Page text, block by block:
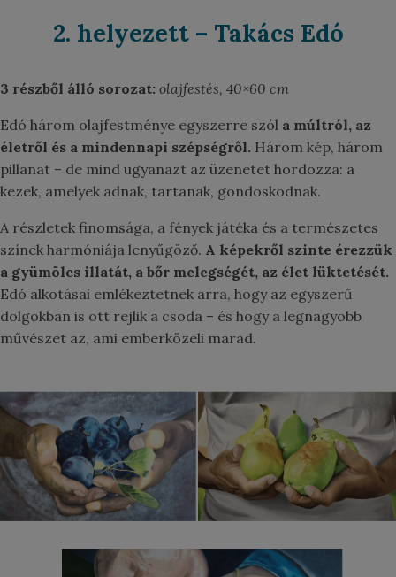
2. helyezett – Takács Edó
3 részből álló sorozat: olajfestés, 40×60 cm
Edó három olajfestménye egyszerre szól a múltról, az
életről és a mindennapi szépségről. Három kép, három
pillanat – de mind ugyanazt az üzenetet hordozza: a
kezek, amelyek adnak, tartanak, gondoskodnak.
A részletek finomsága, a fények játéka és a természetes
színek harmóniája lenyűgöző. A képekről szinte érezzük
a gyümölcs illatát, a bőr melegségét, az élet lüktetését.
Edó alkotásai emlékeztetnek arra, hogy az egyszerű
dolgokban is ott rejlik a csoda – és hogy a legnagyobb
művészet az, ami emberközeli marad.